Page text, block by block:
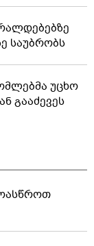
საუბრობს
უცხო
გააძევეს